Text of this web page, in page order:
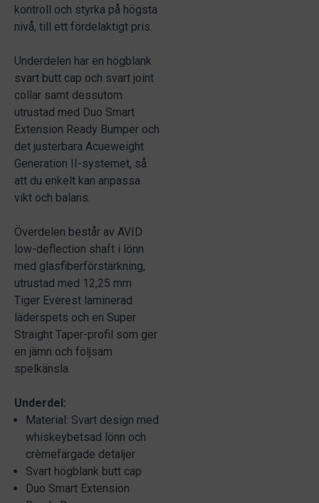
kontroll och styrka på högsta
nivå, till ett fördelaktigt pris.
Underdelen har en högblank
svart butt cap och svart joint
collar samt dessutom
utrustad med Duo Smart
Extension Ready Bumper och
det justerbara Acueweight
Generation II-systemet, så
att du enkelt kan anpassa
vikt och balans.
Överdelen består av AVID
low-deflection shaft i lönn
med glasfiberförstärkning,
utrustad med 12,25 mm
Tiger Everest laminerad
läderspets och en Super
Straight Taper-profil som ger
en jämn och följsam
spelkänsla.
Underdel:
Material: Svart design med
whiskeybetsad lönn och
crèmefärgade detaljer
Svart högblank butt cap
Duo Smart Extension